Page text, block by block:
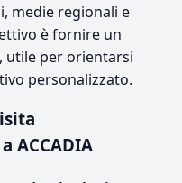
medie regionali e
è fornire un
utile per orientarsi
personalizzato.
ACCADIA